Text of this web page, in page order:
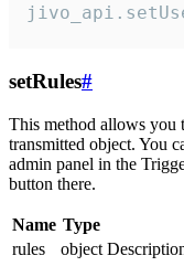
setRules#
This method allows you
transmitted object. You
admin panel in the
button there.
Name Type
rules
object